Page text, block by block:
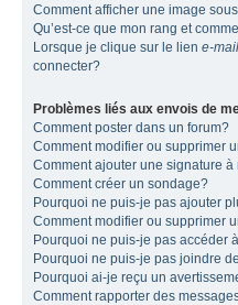
Comment afficher une image
Qu’est-ce que mon rang et
Lorsque je clique sur le lien e-mail
connecter?
Problèmes liés aux envois de
Comment poster dans un forum?
Comment modifier ou supprimer
Comment ajouter une signature à
Comment créer un sondage?
Pourquoi ne puis-je pas ajouter
Comment modifier ou supprimer
Pourquoi ne puis-je pas accéder
Pourquoi ne puis-je pas joindre
Pourquoi ai-je reçu un
Comment rapporter des